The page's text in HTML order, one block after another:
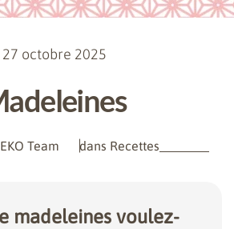
27 octobre 2025
Team dans Recettes
madeleines voulez-